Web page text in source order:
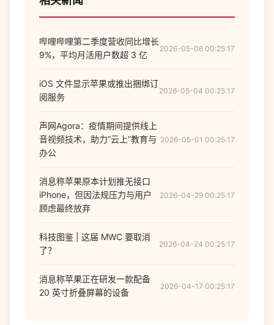
哔哩哔哩第二季度营收同比增长
9%，平均月活用户数超 3 亿
2026-05-06 00:25:17
iOS 文件显示苹果或推出捆绑订
阅服务
2026-05-04 00:25:17
声网Agora：疫情期间提供线上
音视频技术，助力“云上”教育与
办公
2026-05-01 00:25:17
消息称苹果原本计划推无接口
iPhone，但因法规压力与用户
顾虑最终放弃
2026-04-29 00:25:17
科技图鉴 | 这届 MWC 要取消
了？
2026-04-24 00:25:17
消息称苹果正在研发一款配备
20 英寸折叠屏幕的设备
2026-04-17 00:25:17